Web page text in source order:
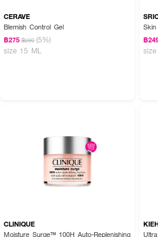
CERAVE
Blemish Control Gel
฿275 ฿290 (5%)
size 15 ML
฿
size
CLINIQUE
Moisture Surge™ 100H Auto-Replenishing